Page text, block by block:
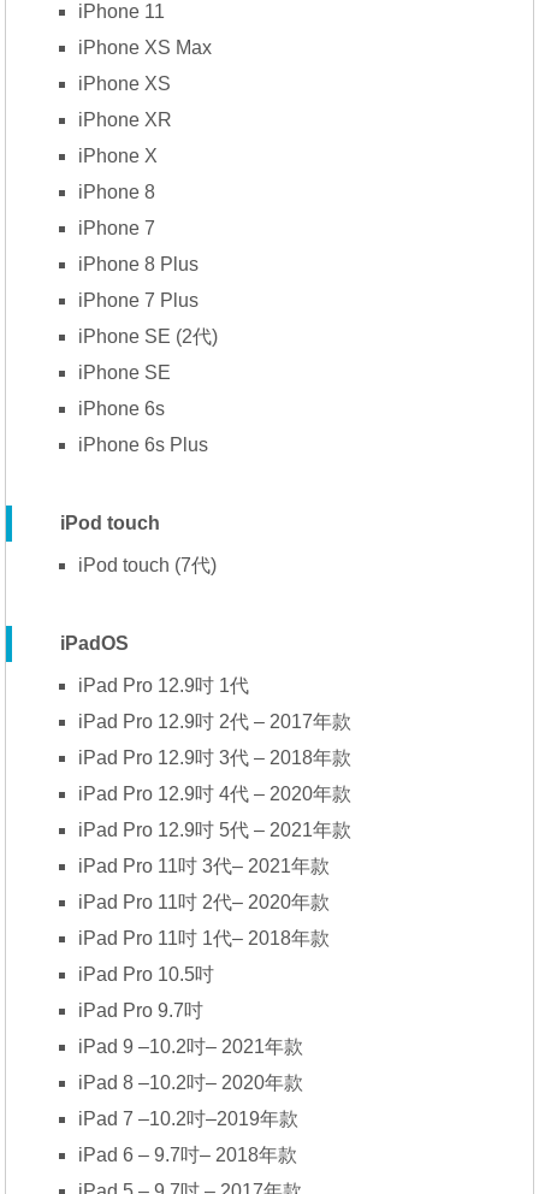
iPhone 11
iPhone XS Max
iPhone XS
iPhone XR
iPhone X
iPhone 8
iPhone 7
iPhone 8 Plus
iPhone 7 Plus
iPhone SE (2代)
iPhone SE
iPhone 6s
iPhone 6s Plus
iPod touch
iPod touch (7代)
iPadOS
iPad Pro 12.9吋 1代
iPad Pro 12.9吋 2代 – 2017年款
iPad Pro 12.9吋 3代 – 2018年款
iPad Pro 12.9吋 4代 – 2020年款
iPad Pro 12.9吋 5代 – 2021年款
iPad Pro 11吋 3代– 2021年款
iPad Pro 11吋 2代– 2020年款
iPad Pro 11吋 1代– 2018年款
iPad Pro 10.5吋
iPad Pro 9.7吋
iPad 9 –10.2吋– 2021年款
iPad 8 –10.2吋– 2020年款
iPad 7 –10.2吋–2019年款
iPad 6 – 9.7吋– 2018年款